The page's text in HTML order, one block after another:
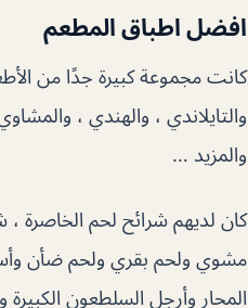
افضل اطباق المطعم
كانت مجموعة كبيرة جدًا من
والتايلاندي ، والهندي ،
والمزيد …
كان لديهم شرائح لحم الخاصرة
مشوي ولحم بقري ولحم ضأن
المحار وأرجل السلطعون الكبيرة